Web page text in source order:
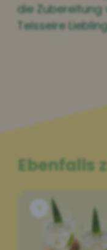
die Zubereitung
Teisseire
Ebenfalls